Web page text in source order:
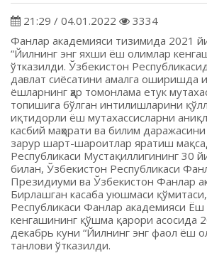
21:29 / 04.01.2022 3334
Фанлар академияси тизимида 2021
“Йилнинг энг яхши ёш олимлар
ўтказилди. Ўзбекистон
давлат сиёсатини амалга оширишда
ёшларнинг ҳар томонлама етук
топишига бўлган интилишларини
иқтидорли ёш мутахассисларни
касбий маҳорати ва билим
зарур шарт-шароитлар яратиш
Республикаси Мустақиллигининг 30
билан, Ўзбекистон Республикаси
Президиуми ва Ўзбекистон Фанлар
Бирлашган касаба уюшмаси
Республикаси Фанлар академияси
кенгашининг қўшма қарори асосида
декабрь куни “Йилнинг энг фаол ёш
танлови ўтказилди.